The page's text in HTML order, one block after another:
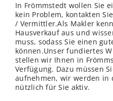
In Frömmstedt wollen Sie
kein Problem, kontakten
/ Vermittler.Als Makler
Hausverkauf aus und
muss, sodass Sie einen
können.Unser fundiertes
stellen wir Ihnen in
Verfügung. Dazu müssen
aufnehmen, wir werden in
nützlich für Sie aktiv.